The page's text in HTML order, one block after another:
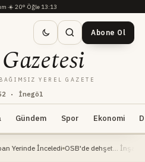
·☀️ 20°·Öğle 13:13
· İnegöl
Gazetesi
YEREL GAZETE
Abone Ol
Gündem Spor Ekonomi
İnceledi OSB'de dehşet... İnşaat mühendisi